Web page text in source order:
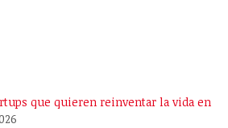
que quieren reinventar la vida en